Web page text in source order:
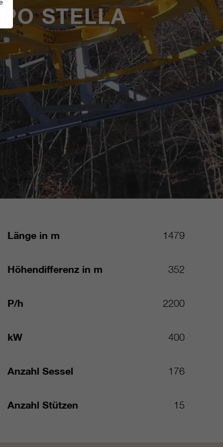
STELLA
Länge in m 1479
Höhendifferenz in m 352
P/h 2200
kW 400
Anzahl Sessel 176
Anzahl Stützen 15